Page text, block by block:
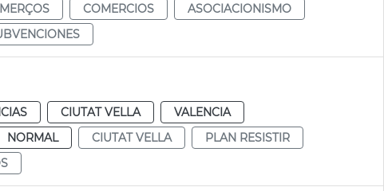
COMERCIOS
ASOCIACIONISMO
CIUTAT VELLA
VALENCIA
NORMAL CIUTAT VELLA
PLAN RESISTIR